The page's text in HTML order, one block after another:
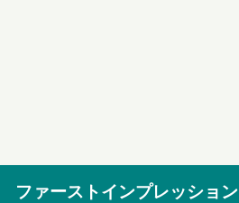
ファーストインプレッション